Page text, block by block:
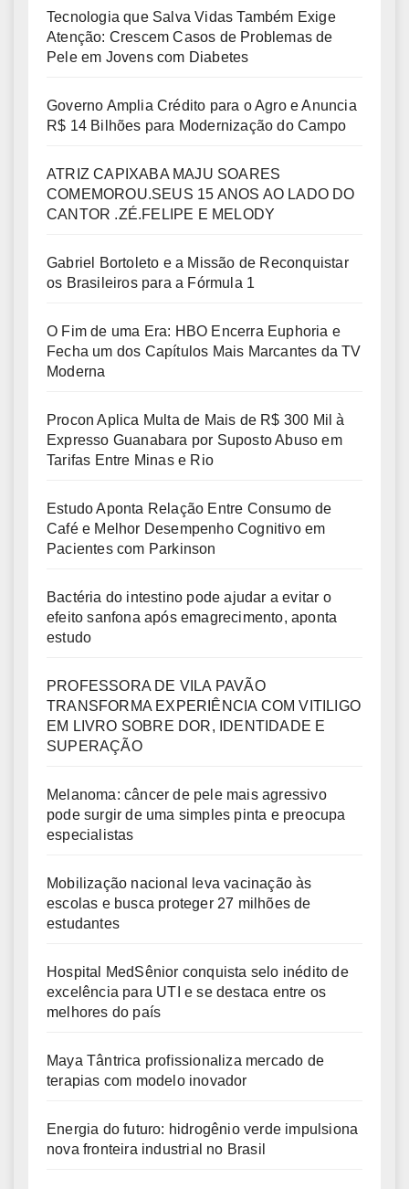
Tecnologia que Salva Vidas Também Exige
Atenção: Crescem Casos de Problemas de
Pele em Jovens com Diabetes
Governo Amplia Crédito para o Agro e Anuncia
R$ 14 Bilhões para Modernização do Campo
ATRIZ CAPIXABA MAJU SOARES
COMEMOROU.SEUS 15 ANOS AO LADO DO
CANTOR .ZÉ.FELIPE E MELODY
Gabriel Bortoleto e a Missão de Reconquistar
os Brasileiros para a Fórmula 1
O Fim de uma Era: HBO Encerra Euphoria e
Fecha um dos Capítulos Mais Marcantes da TV
Moderna
Procon Aplica Multa de Mais de R$ 300 Mil à
Expresso Guanabara por Suposto Abuso em
Tarifas Entre Minas e Rio
Estudo Aponta Relação Entre Consumo de
Café e Melhor Desempenho Cognitivo em
Pacientes com Parkinson
Bactéria do intestino pode ajudar a evitar o
efeito sanfona após emagrecimento, aponta
estudo
PROFESSORA DE VILA PAVÃO
TRANSFORMA EXPERIÊNCIA COM VITILIGO
EM LIVRO SOBRE DOR, IDENTIDADE E
SUPERAÇÃO
Melanoma: câncer de pele mais agressivo
pode surgir de uma simples pinta e preocupa
especialistas
Mobilização nacional leva vacinação às
escolas e busca proteger 27 milhões de
estudantes
Hospital MedSênior conquista selo inédito de
excelência para UTI e se destaca entre os
melhores do país
Maya Tântrica profissionaliza mercado de
terapias com modelo inovador
Energia do futuro: hidrogênio verde impulsiona
nova fronteira industrial no Brasil